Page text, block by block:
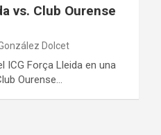
vs. Club Ourense
Dolcet
ICG Força Lleida en una
Ourense…